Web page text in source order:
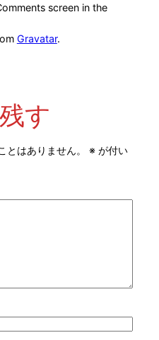
screen in the
Gravatar.
す
とはありません。 ※が付い